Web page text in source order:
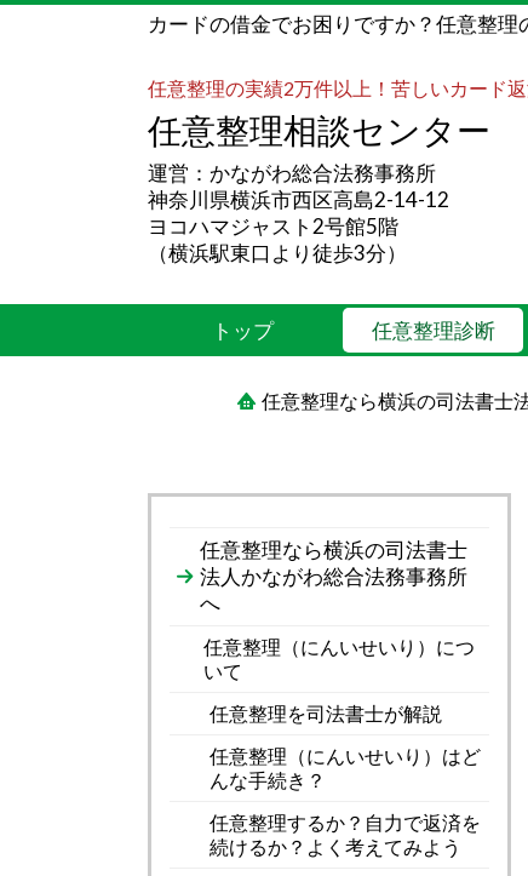
カードの借金でお困りですか？任意整理
任意整理の実績2万件以上！苦しいカード
任意整理相談センター
運営：かながわ総合法務事務所
神奈川県横浜市西区高島2-14-12
ヨコハマジャスト2号館5階
（横浜駅東口より徒歩3分）
トップ 任意整理診断
任意整理なら横浜の司法書士
任意整理なら横浜の司法書士
法人かながわ総合法務事務所
へ
任意整理（にんいせいり）につ
いて
任意整理を司法書士が解説
任意整理（にんいせいり）はど
んな手続き？
任意整理するか？自力で返済を
続けるか？よく考えてみよう